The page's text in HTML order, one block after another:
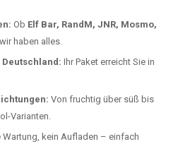
Ob Elf Bar, RandM, JNR, Mosmo,
haben alles.
Ihr Paket erreicht Sie in
Von fruchtig über süß bis
Varianten.
Wartung, kein Aufladen – einfach